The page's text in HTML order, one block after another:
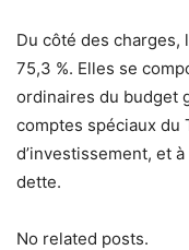
Du côté des charges,
75,3 %. Elles se
ordinaires du budget
comptes spéciaux du
d’investissement, et
dette.
No related posts.